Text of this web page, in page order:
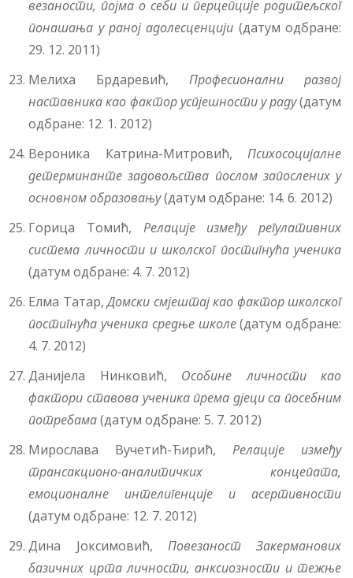
везаности, појма о себи и перцепције родитељског
понашања у раној адолесценцији (датум одбране:
29. 12. 2011)
Мелиха Брдаревић,Професионални развој
наставника као фактор успјешности у раду(датум
одбране: 12. 1. 2012)
Вероника Катрина-Митровић, Психосоцијалне
детерминанте задовољства послом запослених у
основном образовању(датум одбране: 14. 6. 2012)
Горица Томић, Релације између регулативних
система личности и школског постигнућа ученика
(датум одбране: 4. 7. 2012)
Елма Татар,Домски смјештај као фактор школског
постигнућа ученика средње школе(датум одбране:
4. 7. 2012)
Данијела Нинковић, Особине личности као
фактори ставова ученика према дјеци са посебним
потребама(датум одбране: 5. 7. 2012)
Мирослава Вучетић-Ћирић,Релације између
трансакционо-аналитичких концепата,
емоционалне интелигенције и асертивности
(датум одбране: 12. 7. 2012)
Дина Јоксимовић, Повезаност Закерманових
базичних црта личности, анксиозности и тежње